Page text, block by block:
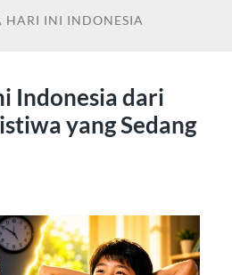
HARI INI INDONESIA
Indonesia dari
yang Sedang